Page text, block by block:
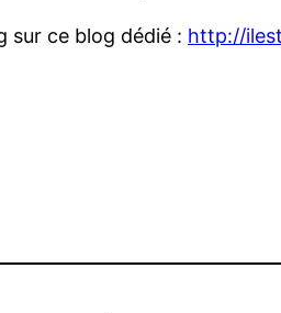
sur ce blog dédié : http://